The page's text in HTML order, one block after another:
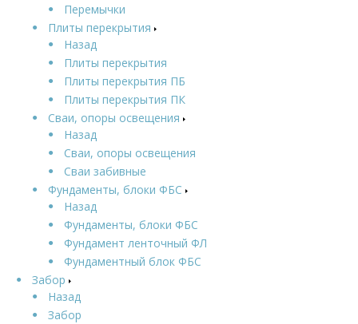
Перемычки
Плиты перекрытия
Назад
Плиты перекрытия
Плиты перекрытия ПБ
Плиты перекрытия ПК
Сваи, опоры освещения
Назад
Сваи, опоры освещения
Сваи забивные
Фундаменты, блоки ФБС
Назад
Фундаменты, блоки ФБС
Фундамент ленточный ФЛ
Фундаментный блок ФБС
Забор
Назад
Забор